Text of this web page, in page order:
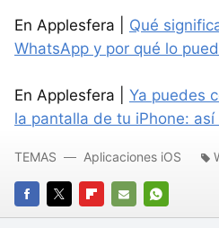
En Applesfera | Qué
WhatsApp y por qué lo
En Applesfera | Ya puedes
la pantalla de tu iPhone:
FACEBOOK
TWITTERFLIPBOARD
E-
WHATSAPP
TEMAS Aplicaciones iOS